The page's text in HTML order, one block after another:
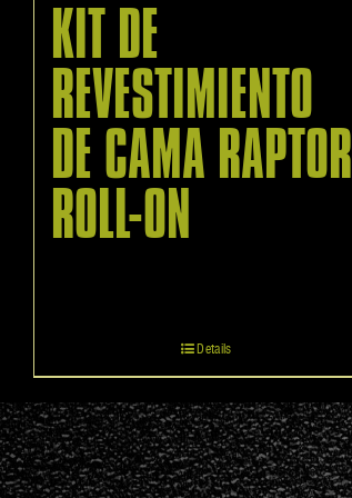
KIT DE
REVESTIMIENTO
DE CAMA RAPTOR
ROLL-ON
Details